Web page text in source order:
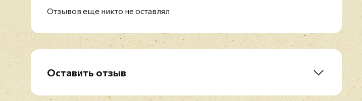
B1. No Need To Shout
B3. What The What
C1. The Long Way Round
C3. Remission Possible
C4. Man Alive
Отзывов еще никто не оставлял
Оставить отзыв